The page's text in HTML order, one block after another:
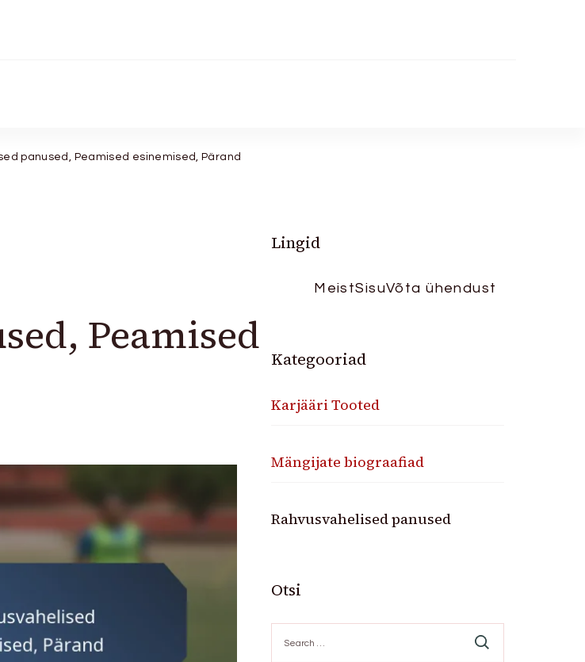
panused, Peamised esinemised, Pärand
Peamised
Lingid
MeistSisuVõta ühendust
Kategooriad
Karjääri Tooted
Mängijate biograafiad
Rahvusvahelised panused
Otsi
for: